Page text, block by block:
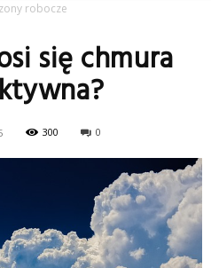
robocze
się chmura
300 0